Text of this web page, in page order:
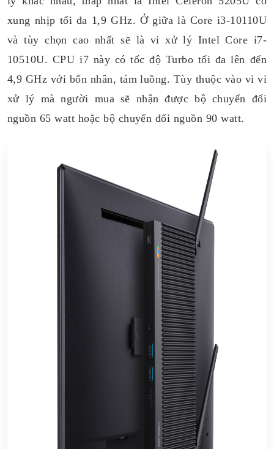
xung nhịp tối đa 1,9 GHz. Ở giữa là Core i3-10110U
và tùy chọn cao nhất sẽ là vi xử lý Intel Core i7-
10510U. CPU i7 này có tốc độ Turbo tối đa lên đến
4,9 GHz với bốn nhân, tám luồng. Tùy thuộc vào vi vi
xử lý mà người mua sẽ nhận được bộ chuyển đổi
nguồn 65 watt hoặc bộ chuyển đổi nguồn 90 watt.